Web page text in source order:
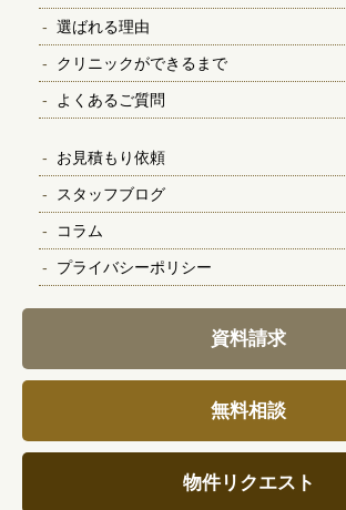
選ばれる理由
クリニックができるまで
よくあるご質問
お見積もり依頼
スタッフブログ
コラム
プライバシーポリシー
資料請求
無料相談
物件リクエスト